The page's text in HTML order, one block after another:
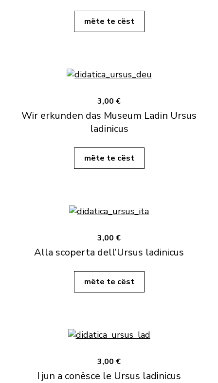
mëte te cëst
3,00 €
Wir erkunden das Museum Ladin Ursus
ladinicus
mëte te cëst
3,00 €
Alla scoperta dell’Ursus ladinicus
mëte te cëst
3,00 €
I jun a conësce le Ursus ladinicus